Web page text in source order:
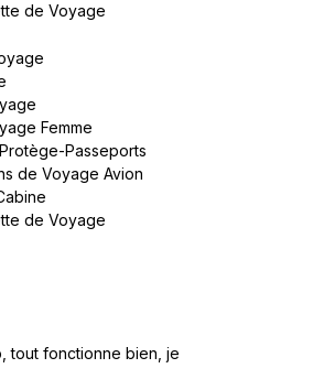
de Voyage
Femme
Passeports
de Voyage Avion
de Voyage
tout fonctionne bien, je